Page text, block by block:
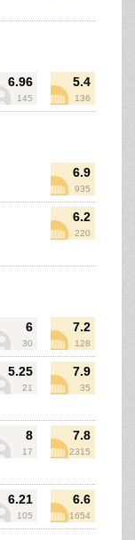
6.96
145
5.4
136
6.9
935
6.2
220
6
30
7.2
128
5.25
21
7.9
35
8
17
7.8
2315
6.21
105
6.6
1654